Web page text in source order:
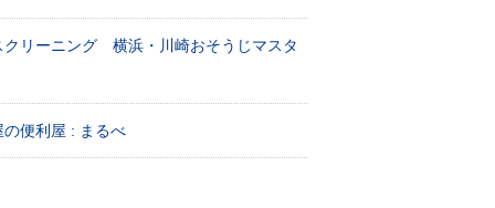
クリーニング 横浜・川崎おそうじマスタ
の便利屋 : まるべ